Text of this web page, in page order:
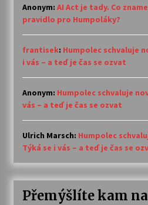
Anonym: AI Act je tady. Co
pravidlo pro Humpoláky?
frantisek: Humpolec schvaluje
i vás – a teď je čas se ozvat
Anonym: Humpolec schvaluje
vás – a teď je čas se ozvat
Ulrich Marsch: Humpolec
Týká se i vás – a teď je čas se
Přemýšlíte kam na